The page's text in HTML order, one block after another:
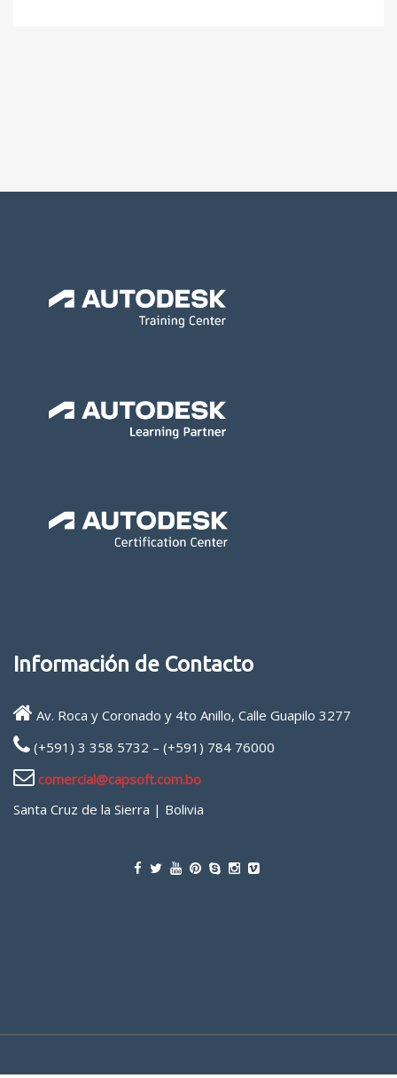
Información de Contacto
Av. Roca y Coronado y 4to Anillo, Calle Guapilo 3277
(+591) 3 358 5732 – (+591) 784 76000
comercial@capsoft.com.bo
Santa Cruz de la Sierra | Bolivia